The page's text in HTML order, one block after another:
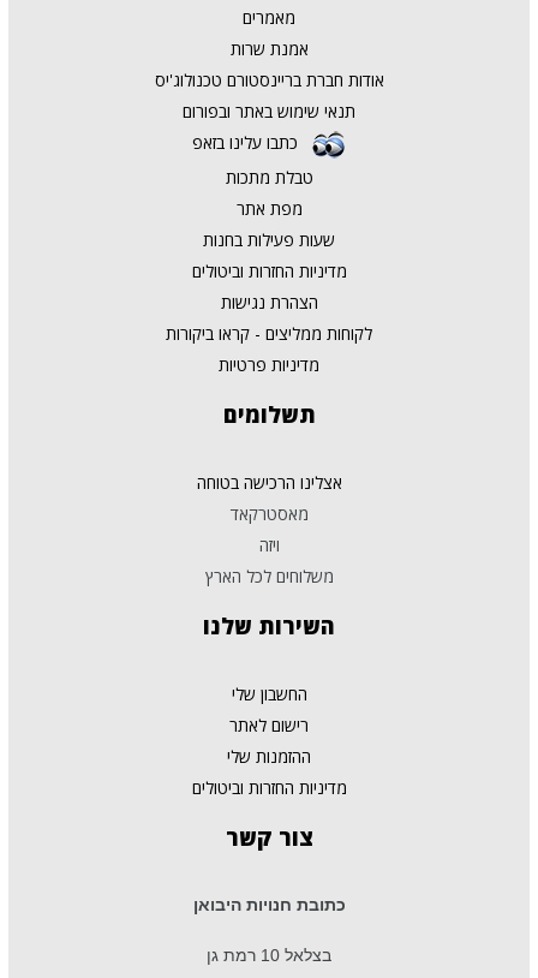
מאמרים
אמנת שרות
אודות חברת בריינסטורם טכנולוג'יס
תנאי שימוש באתר ובפורום
כתבו עלינו בזאפ
טבלת מתכות
מפת אתר
שעות פעילות בחנות
מדיניות החזרות וביטולים
הצהרת נגישות
לקוחות ממליצים - קראו ביקורות
מדיניות פרטיות
תשלומים
אצלינו הרכישה בטוחה
מאסטרקאד
ויזה
משלוחים לכל הארץ
השירות שלנו
החשבון שלי
רישום לאתר
ההזמנות שלי
מדיניות החזרות וביטולים
צור קשר
כתובת חנויות היבואן
בצלאל 10 רמת גן